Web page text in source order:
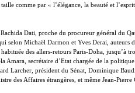
comme par « l’élégance, la beauté et
Dati, proche du procureur général du
selon Michaël Darmon et Yves Derai, auteurs
des allers-retours Paris-Doha, jusqu’à
Amara, secrétaire d’Etat chargée de la
Larcher, président du Sénat, Dominique
des Affaires étrangères, et même Jean-Pierre